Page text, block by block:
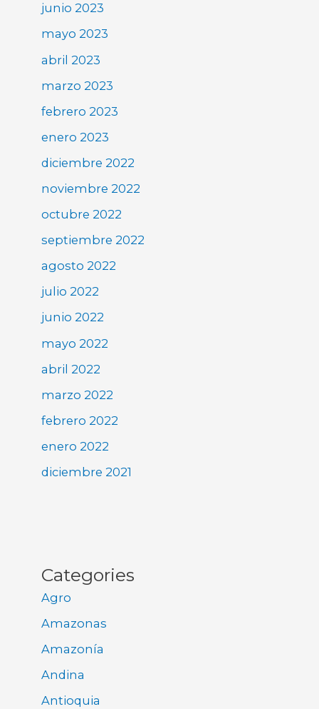
junio 2023
mayo 2023
abril 2023
marzo 2023
febrero 2023
enero 2023
diciembre 2022
noviembre 2022
octubre 2022
septiembre 2022
agosto 2022
julio 2022
junio 2022
mayo 2022
abril 2022
marzo 2022
febrero 2022
enero 2022
diciembre 2021
Categories
Agro
Amazonas
Amazonía
Andina
Antioquia